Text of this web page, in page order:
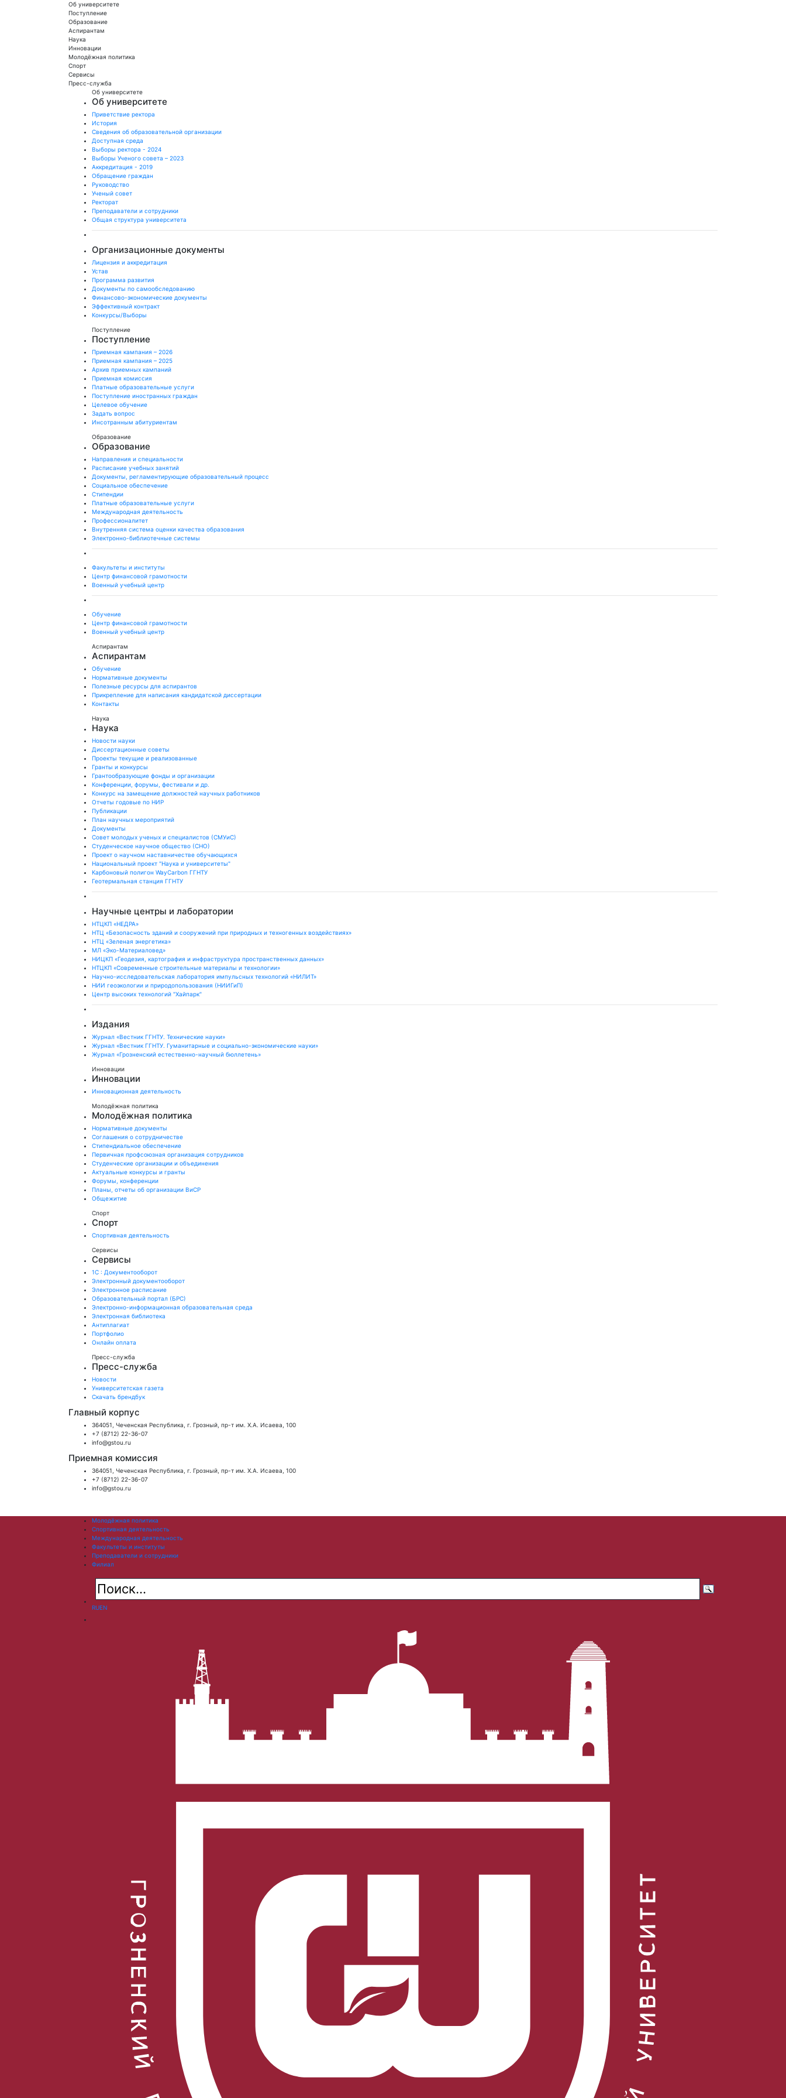
Об университете
Поступление
Образование
Аспирантам
Наука
Инновации
Молодёжная политика
Спорт
Сервисы
Пресс-служба
Об университете
Об университете
Приветствие ректора
История
Сведения об образовательной организации
Доступная среда
Выборы ректора - 2024
Выборы Ученого совета – 2023
Аккредитация - 2019
Обращение граждан
Руководство
Ученый совет
Ректорат
Преподаватели и сотрудники
Общая структура университета
Организационные документы
Лицензия и аккредитация
Устав
Программа развития
Документы по самообследованию
Финансово-экономические документы
Эффективный контракт
Конкурсы/Выборы
Поступление
Поступление
Приемная кампания – 2026
Приемная кампания – 2025
Архив приемных кампаний
Приемная комиссия
Платные образовательные услуги
Поступление иностранных граждан
Целевое обучение
Задать вопрос
Инсотранным абитуриентам
Образование
Образование
Направления и специальности
Расписание учебных занятий
Документы, регламентирующие образовательный процесс
Социальное обеспечение
Стипендии
Платные образовательные услуги
Международная деятельность
Профессионалитет
Внутренняя система оценки качества образования
Электронно-библиотечные системы
Факультеты и институты
Центр финансовой грамотности
Военный учебный центр
Обучение
Центр финансовой грамотности
Военный учебный центр
Аспирантам
Аспирантам
Обучение
Нормативные документы
Полезные ресурсы для аспирантов
Прикрепление для написания кандидатской диссертации
Контакты
Наука
Наука
Новости науки
Диссертационные советы
Проекты текущие и реализованные
Гранты и конкурсы
Грантообразующие фонды и организации
Конференции, форумы, фестивали и др.
Конкурс на замещение должностей научных работников
Отчеты годовые по НИР
Публикации
План научныx мероприятий
Документы
Совет молодых ученых и специалистов (СМУиС)
Студенческое научное общество (СНО)
Проект о научном наставничестве обучающихся
Национальный проект "Наука и университеты"
Карбоновый полигон WayCarbon ГГНТУ
Геотермальная станция ГГНТУ
Научные центры и лаборатории
НТЦКП «НЕДРА»
НТЦ «Безопасность зданий и сооружений при природных и техногенных воздействиях»
НТЦ «Зеленая энергетика»
МЛ «Эко-Материаловед»
НИЦКП «Геодезия, картография и инфраструктура пространственных данных»
НТЦКП «Современные строительные материалы и технологии»
Научно-исследовательская лаборатория импульсных технологий «НИЛИТ»
НИИ геоэкологии и природопользования (НИИГиП)
Центр высоких технологий "Хайпарк"
Издания
Журнал «Вестник ГГНТУ. Технические науки»
Журнал «Вестник ГГНТУ. Гуманитарные и социально-экономические науки»
Журнал «Грозненский естественно-научный бюллетень»
Инновации
Инновации
Инновационная деятельность
Молодёжная политика
Молодёжная политика
Нормативные документы
Соглашения о сотрудничестве
Стипендиальное обеспечение
Первичная профсоюзная организация сотрудников
Студенческие организации и объединения
Актуальные конкурсы и гранты
Форумы, конференции
Планы, отчеты об организации ВиСР
Общежитие
Спорт
Спорт
Спортивная деятельность
Сервисы
Сервисы
1С : Документооборот
Электронный документооборот
Электронное расписание
Образовательный портал (БРС)
Электронно-информационная образовательная среда
Электронная библиотека
Антиплагиат
Портфолио
Онлайн оплата
Пресс-служба
Пресс-служба
Новости
Университетская газета
Скачать брендбук
Главный корпус
364051, Чеченская Республика, г. Грозный, пр-т им. Х.А. Исаева, 100
+7 (8712) 22-36-07
info@gstou.ru
Приемная комиссия
364051, Чеченская Республика, г. Грозный, пр-т им. Х.А. Исаева, 100
+7 (8712) 22-36-07
info@gstou.ru
Молодёжная политика
Спортивная деятельность
Международная деятельность
Факультеты и институты
Преподаватели и сотрудники
Филиал
RUEN